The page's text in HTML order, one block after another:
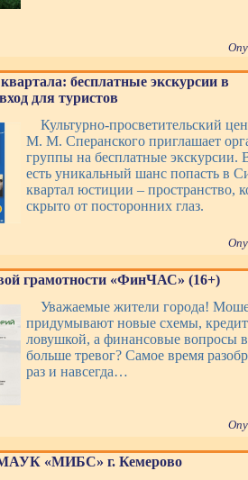
бесплатные экскурсии в
для туристов
Культурно-просветительский
М. М. Сперанского приглашает
группы на бесплатные экскурсии.
есть уникальный шанс попасть в
квартал юстиции – пространство,
скрыто от посторонних глаз.
грамотности «ФинЧАС» (16+)
Уважаемые жители города!
придумывают новые схемы,
ловушкой, а финансовые вопросы
больше тревог? Самое время
раз и навсегда…
«МИБС» г. Кемерово